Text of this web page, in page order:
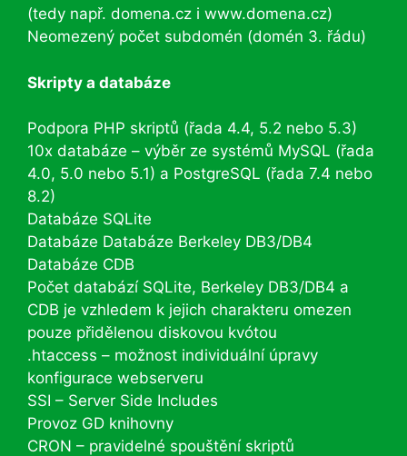
(tedy např. domena.cz i www.domena.cz)
Neomezený počet subdomén (domén 3. řádu)
Skripty a databáze
Podpora PHP skriptů (řada 4.4, 5.2 nebo 5.3)
10x databáze – výběr ze systémů MySQL (řada
4.0, 5.0 nebo 5.1) a PostgreSQL (řada 7.4 nebo
8.2)
Databáze SQLite
Databáze Databáze Berkeley DB3/DB4
Databáze CDB
Počet databází SQLite, Berkeley DB3/DB4 a
CDB je vzhledem k jejich charakteru omezen
pouze přidělenou diskovou kvótou
.htaccess – možnost individuální úpravy
konfigurace webserveru
SSI – Server Side Includes
Provoz GD knihovny
CRON – pravidelné spouštění skriptů